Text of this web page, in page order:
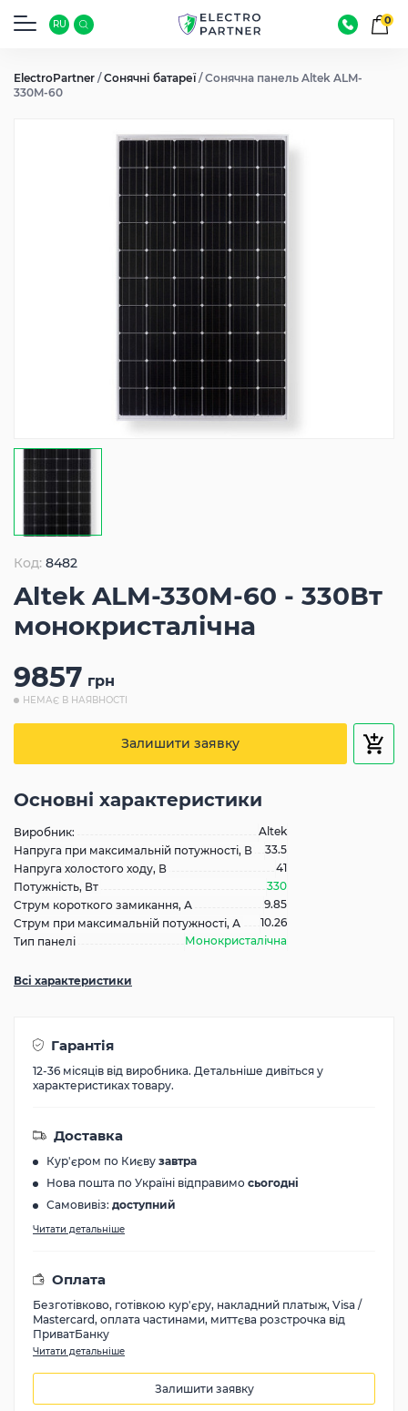
RU 0
ElectroPartner /Сонячні батареї /Сонячна панель Altek ALM-
330M-60
Код: 8482
Altek ALM-330M-60 - 330Вт
монокристалічна
9857 грн
НЕМАЄ В НАЯВНОСТІ
Залишити заявку
Основні характеристики
Виробник:
Altek
Напруга при максимальній потужності, В
33.5
Напруга холостого ходу, В
41
Потужність, Вт
330
Струм короткого замикання, А
9.85
Струм при максимальній потужності, А
10.26
Тип панелі
Монокристалічна
Всі характеристики
Гарантія
12-36 місяців від виробника. Детальніше дивіться у
характеристиках товару.
Доставка
Кур'єром по Києву завтра
Нова пошта по Україні відправимо сьогодні
Самовивіз: доступний
Читати детальніше
Оплата
Безготівково, готівкою кур'єру, накладний платыж, Visa /
Mastercard, оплата частинами, миттєва розстрочка від
ПриватБанку
Читати детальніше
Залишити заявку